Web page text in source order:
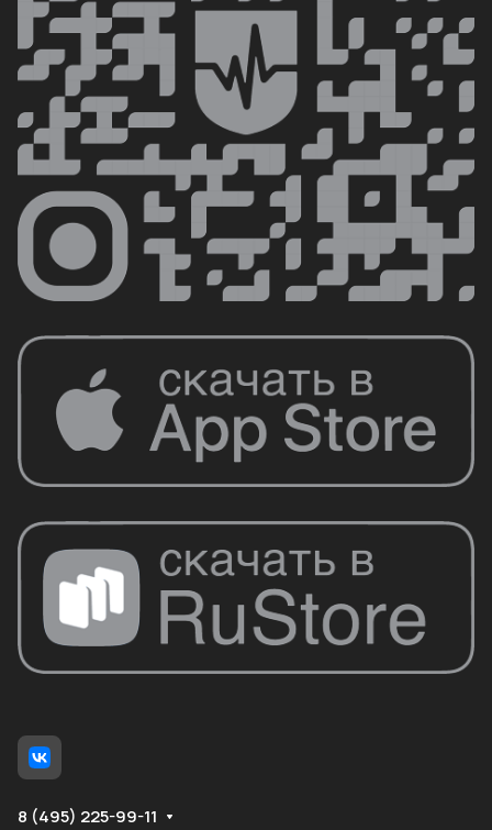
8 (495) 225-99-11